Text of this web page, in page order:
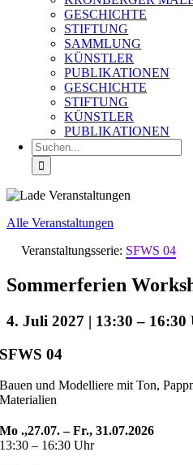
GESCHICHTE
STIFTUNG
SAMMLUNG
KÜNSTLER
PUBLIKATIONEN
GESCHICHTE
STIFTUNG
KÜNSTLER
PUBLIKATIONEN
Suche
nach:
Alle Veranstaltungen
Veranstaltungsserie: SFWS 04
Sommerferien
4. Juli 2027 | 13:30 – 16:30
SFWS 04
Bauen und Modelliere mit Ton,
Materialien
Mo .,27.07. – Fr., 31.07.2026
13:30 – 16:30 Uhr